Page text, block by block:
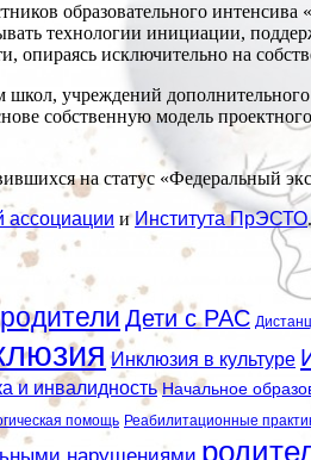
образовательного
технологии инициации,
опираясь исключительно на
учреждений
собственную модель
на статус «Федеральный
ассоциации и Института ПрЭСТО.
Дети с РАС
Инклюзия в культуре
и инвалидность Начальное
помощь Реабилитационные
нарушениями